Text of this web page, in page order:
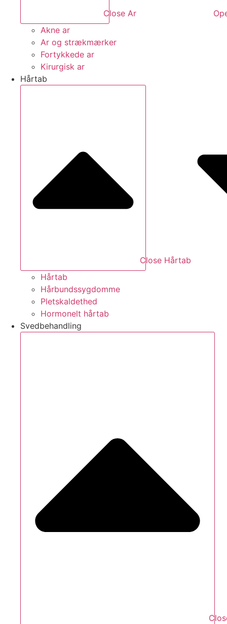
Close Ar
Akne ar
Ar og strækmærker
Fortykkede ar
Kirurgisk ar
Hårtab
Close Hårtab
Hårtab
Hårbundssygdomme
Pletskaldethed
Hormonelt hårtab
Svedbehandling